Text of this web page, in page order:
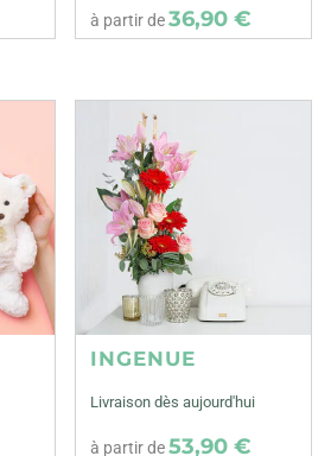
à partir de36,90 €
INGENUE
Livraison dès aujourd'hui
à partir de53,90 €